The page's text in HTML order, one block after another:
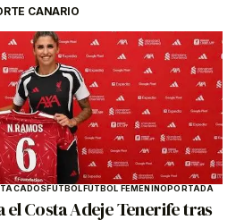
CANARIO
FÚTBOLFÚTBOL FEMENINOPORTADA
el Costa Adeje Tenerife tras